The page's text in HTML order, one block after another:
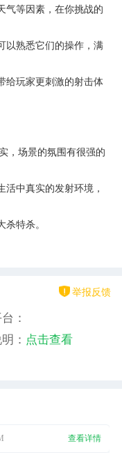
气等因素，在你挑战的
以熟悉它们的操作，满
给玩家更刺激的射击体
，场景的氛围有很强的
中真实的发射环境，
特杀。
举报反馈
：
： 点击查看
查看详情